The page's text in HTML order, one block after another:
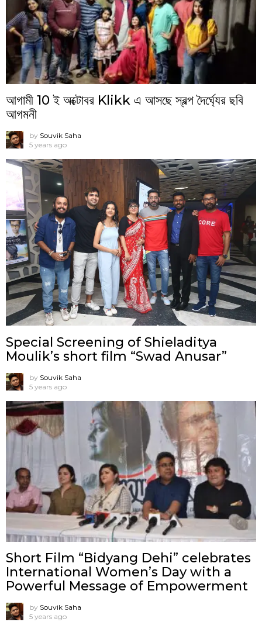
আগামী 10 ই অক্টোবর Klikk এ আসছে স্বল্প দৈর্ঘ্যের ছবি
আগমনী
by Souvik Saha
5 years ago
Special Screening of Shieladitya
Moulik’s short film “Swad Anusar”
by Souvik Saha
5 years ago
Short Film “Bidyang Dehi” celebrates
International Women’s Day with a
Powerful Message of Empowerment
by Souvik Saha
5 years ago